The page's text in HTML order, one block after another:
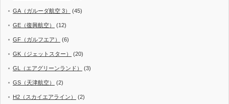
GA（ガルーダ航空 3） (45)
GE（復興航空） (12)
GF（ガルフエア） (6)
GK（ジェットスター） (20)
GL（エアグリーンランド） (3)
GS（天津航空） (2)
H2（スカイエアライン） (2)